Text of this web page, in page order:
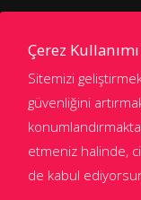
Çerez
Sitemizi
güvenliğini
etmeniz halinde,
de kabul
Kademeler
Anaokulu
İlkokul
Ortaokul